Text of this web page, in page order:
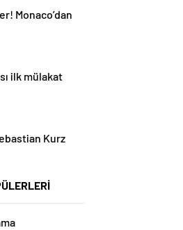
Monaco’dan
ilk mülakat
Kurz